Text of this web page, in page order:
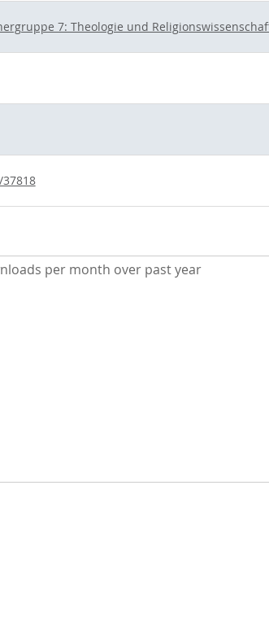
7: Theologie und
per month over past year